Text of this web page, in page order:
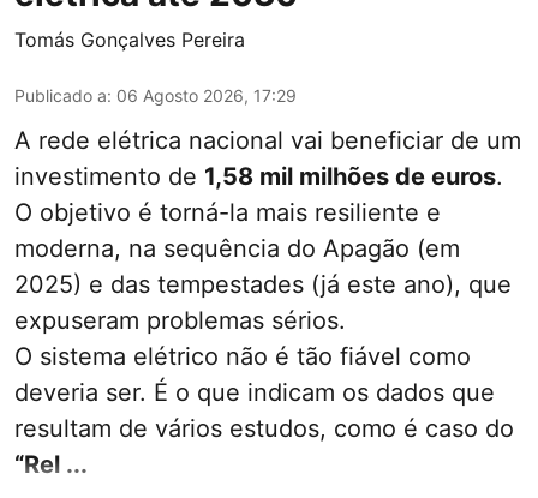
Tomás Gonçalves Pereira
Publicado a: 06 Agosto 2026, 17:29
A rede elétrica nacional vai beneficiar de um
investimento de 1,58 mil milhões de euros.
O objetivo é torná-la mais resiliente e
moderna, na sequência do Apagão (em
2025) e das tempestades (já este ano), que
expuseram problemas sérios.
O sistema elétrico não é tão fiável como
deveria ser. É o que indicam os dados que
resultam de vários estudos, como é caso do
“Rel ...